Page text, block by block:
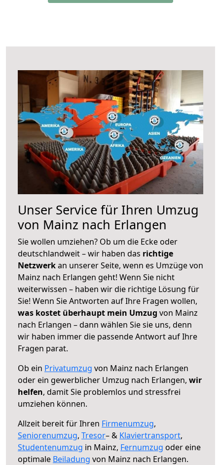
Unser Service für Ihren Umzug
von Mainz nach Erlangen
Sie wollen umziehen? Ob um die Ecke oder
deutschlandweit – wir haben das richtige
Netzwerkan unserer Seite, wenn es Umzüge von
Mainz nach Erlangen geht! Wenn Sie nicht
weiterwissen – haben wir die richtige Lösung für
Sie! Wenn Sie Antworten auf Ihre Fragen wollen,
was kostet überhaupt mein Umzug von Mainz
nach Erlangen – dann wählen Sie sie uns, denn
wir haben immer die passende Antwort auf Ihre
Fragen parat.
Ob ein Privatumzug von Mainz nach Erlangen
oder ein gewerblicher Umzug nach Erlangen, wir
helfen, damit Sie problemlos und stressfrei
umziehen können.
Allzeit bereit für Ihren Firmenumzug,
Seniorenumzug, Tresor– & Klaviertransport,
Studentenumzug in Mainz, Fernumzug oder eine
optimale Beiladung von Mainz nach Erlangen.